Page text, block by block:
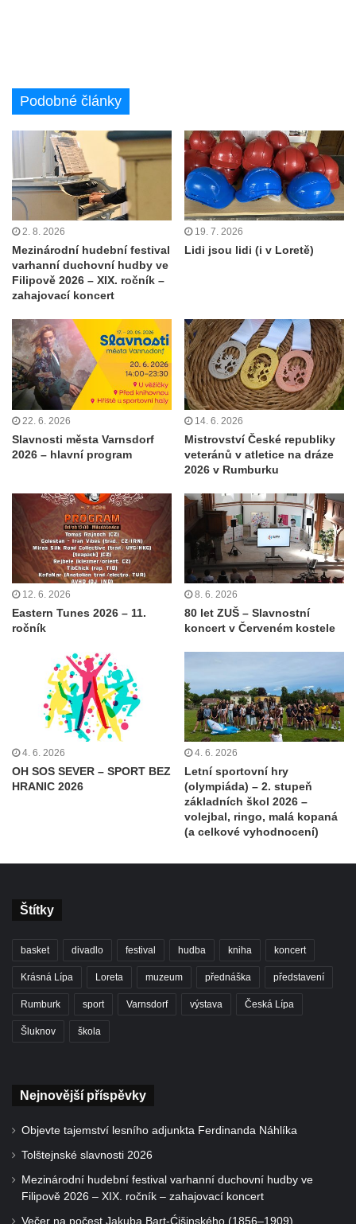
Podobné články
2. 8. 2026
Mezinárodní hudební festival
varhanní duchovní hudby ve
Filipově 2026 – XIX. ročník –
zahajovací koncert
19. 7. 2026
Lidi jsou lidi (i v Loretě)
22. 6. 2026
Slavnosti města Varnsdorf
2026 – hlavní program
14. 6. 2026
Mistrovství České republiky
veteránů v atletice na dráze
2026 v Rumburku
12. 6. 2026
Eastern Tunes 2026 – 11.
ročník
8. 6. 2026
80 let ZUŠ – Slavnostní
koncert v Červeném kostele
4. 6. 2026
OH SOS SEVER – SPORT BEZ
HRANIC 2026
4. 6. 2026
Letní sportovní hry
(olympiáda) – 2. stupeň
základních škol 2026 –
volejbal, ringo, malá kopaná
(a celkové vyhodnocení)
Štítky
basket divadlo festival hudba kniha koncert
Krásná Lípa Loreta muzeum přednáška představení
Rumburk sport Varnsdorf výstava Česká Lípa
Šluknov škola
Nejnovější příspěvky
Objevte tajemství lesního adjunkta Ferdinanda Náhlíka
Tolštejnské slavnosti 2026
Mezinárodní hudební festival varhanní duchovní hudby ve
Filipově 2026 – XIX. ročník – zahajovací koncert
Večer na počest Jakuba Bart-Ćišinského (1856–1909)